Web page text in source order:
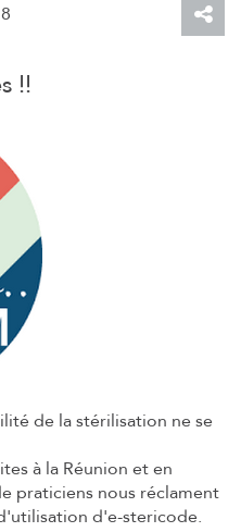
!!
de la stérilisation ne se
à la Réunion et en
praticiens nous réclament
d'e-stericode.